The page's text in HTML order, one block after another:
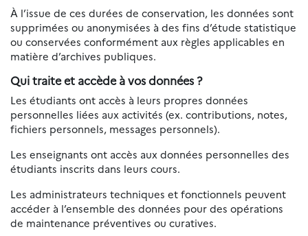
À l’issue de ces durées de conservation, les données sont
supprimées ou anonymisées à des fins d’étude statistique
ou conservées conformément aux règles applicables en
matière d’archives publiques.
Qui traite et accède à vos données ?
Les étudiants ont accès à leurs propres données
personnelles liées aux activités (ex. contributions, notes,
fichiers personnels, messages personnels).
Les enseignants ont accès aux données personnelles des
étudiants inscrits dans leurs cours.
Les administrateurs techniques et fonctionnels peuvent
accéder à l’ensemble des données pour des opérations
de maintenance préventives ou curatives.